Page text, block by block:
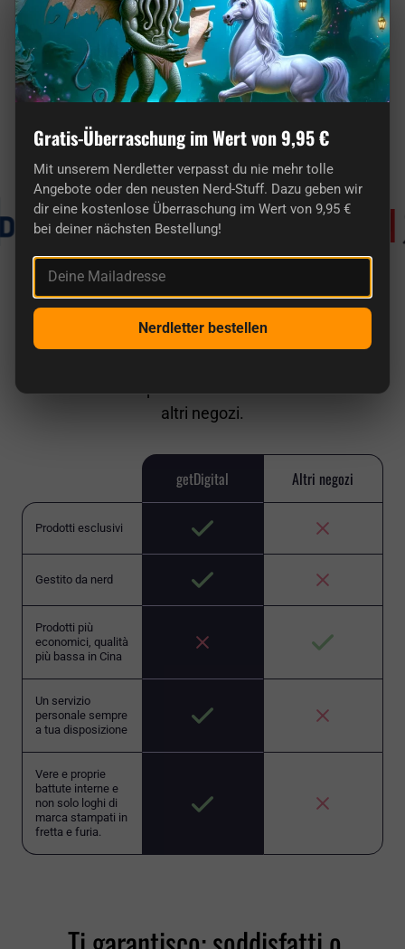
Qui troverai regali davvero originali per i
nerd.
Conosciuto da
getDigital a confronto
e non la solita spazzatura cinese come in molti
altri negozi.
getDigital Altri negozi
Prodotti esclusivi
Gestito da nerd
Prodotti più
economici, qualità
più bassa in Cina
Un servizio
personale sempre
a tua disposizione
Vere e proprie
battute interne e
non solo loghi di
marca stampati in
fretta e furia.
Gratis-Überraschung im Wert von 9,95 €
Mit unserem Nerdletter verpasst du nie mehr tolle
Angebote oder den neusten Nerd-Stuff. Dazu geben wir
dir eine kostenlose Überraschung im Wert von 9,95 €
bei deiner nächsten Bestellung!
Deine Mailadresse
Nerdletter bestellen